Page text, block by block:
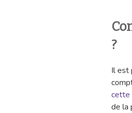
?
Il est
cette
de la